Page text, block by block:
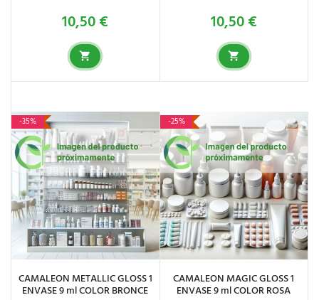
Precio
10,50 € Precio
10,50 €
-35%
CAMALEON METALLIC GLOSS 1
ENVASE 9 ml COLOR BRONCE
-25%
CAMALEON MAGIC GLOSS 1
ENVASE 9 ml COLOR ROSA